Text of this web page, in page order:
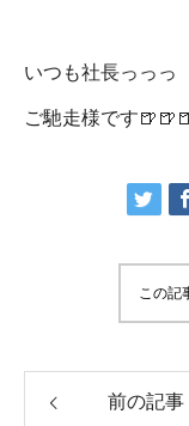
いつも社長っっっ
ご馳走様です
この記
前の記事